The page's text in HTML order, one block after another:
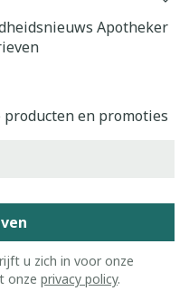
Apotheker
en promoties
u zich in voor onze
onze privacy policy.